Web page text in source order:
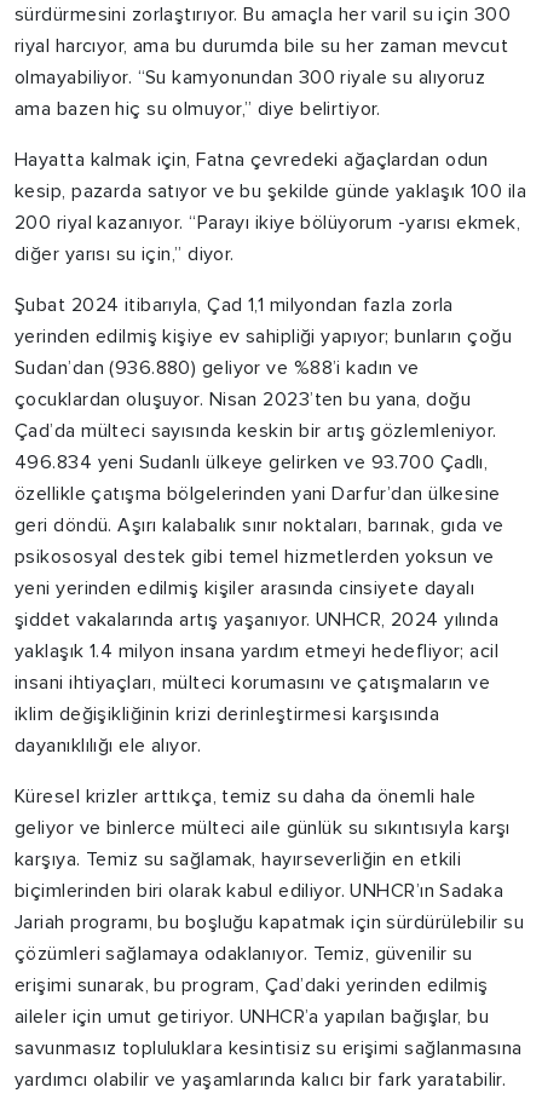
sürdürmesini zorlaştırıyor. Bu amaçla her varil su için 300
riyal harcıyor, ama bu durumda bile su her zaman mevcut
olmayabiliyor. “Su kamyonundan 300 riyale su alıyoruz
ama bazen hiç su olmuyor,” diye belirtiyor.
Hayatta kalmak için, Fatna çevredeki ağaçlardan odun
kesip, pazarda satıyor ve bu şekilde günde yaklaşık 100 ila
200 riyal kazanıyor. “Parayı ikiye bölüyorum -yarısı ekmek,
diğer yarısı su için,” diyor.
Şubat 2024 itibarıyla, Çad 1,1 milyondan fazla zorla
yerinden edilmiş kişiye ev sahipliği yapıyor; bunların çoğu
Sudan’dan (936.880) geliyor ve %88’i kadın ve
çocuklardan oluşuyor. Nisan 2023’ten bu yana, doğu
Çad’da mülteci sayısında keskin bir artış gözlemleniyor.
496.834 yeni Sudanlı ülkeye gelirken ve 93.700 Çadlı,
özellikle çatışma bölgelerinden yani Darfur’dan ülkesine
geri döndü. Aşırı kalabalık sınır noktaları, barınak, gıda ve
psikososyal destek gibi temel hizmetlerden yoksun ve
yeni yerinden edilmiş kişiler arasında cinsiyete dayalı
şiddet vakalarında artış yaşanıyor. UNHCR, 2024 yılında
yaklaşık 1.4 milyon insana yardım etmeyi hedefliyor; acil
insani ihtiyaçları, mülteci korumasını ve çatışmaların ve
iklim değişikliğinin krizi derinleştirmesi karşısında
dayanıklılığı ele alıyor.
Küresel krizler arttıkça, temiz su daha da önemli hale
geliyor ve binlerce mülteci aile günlük su sıkıntısıyla karşı
karşıya. Temiz su sağlamak, hayırseverliğin en etkili
biçimlerinden biri olarak kabul ediliyor. UNHCR’ın Sadaka
Jariah programı, bu boşluğu kapatmak için sürdürülebilir su
çözümleri sağlamaya odaklanıyor. Temiz, güvenilir su
erişimi sunarak, bu program, Çad’daki yerinden edilmiş
aileler için umut getiriyor. UNHCR’a yapılan bağışlar, bu
savunmasız topluluklara kesintisiz su erişimi sağlanmasına
yardımcı olabilir ve yaşamlarında kalıcı bir fark yaratabilir.